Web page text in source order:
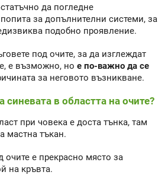
да погледне
за допълнителни системи, за
подобно проявление.
под очите, за да изглеждат
е възможно, но е по-важно да се
за неговото възникване.
в областта на очите?
при човека е доста тънка, там
мастна тъкан.
очите е прекрасно място за
на кръвта.